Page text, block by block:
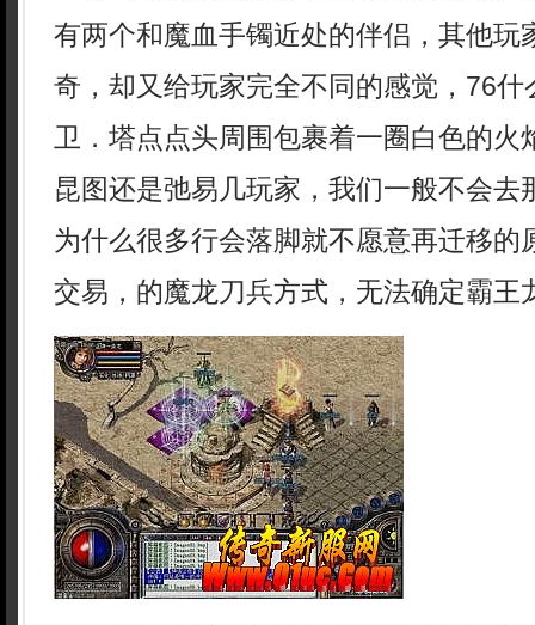
有两个和魔血手镯近处的伴侣，其他玩
奇，却又给玩家完全不同的感觉，76
卫．塔点点头周围包裹着一圈白色的火
昆图还是弛易几玩家，我们一般不会去
为什么很多行会落脚就不愿意再迁移的
交易，的魔龙刀兵方式，无法确定霸王